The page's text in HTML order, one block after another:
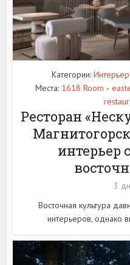
Категории:
Места: 1618 Room •
Ресторан
интерьер
3
Восточная культура
интерьеров, однако